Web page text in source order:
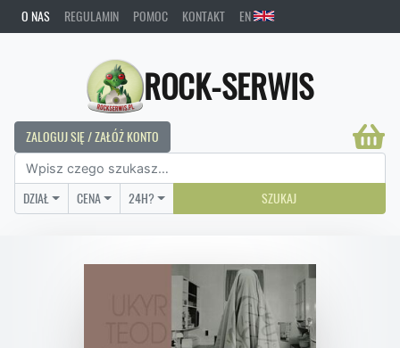
O NAS REGULAMIN POMOC KONTAKT EN
ROCK-SERWIS
ZALOGUJ SIĘ / ZAŁÓŻ KONTO
DZIAŁ CENA 24H? SZUKAJ